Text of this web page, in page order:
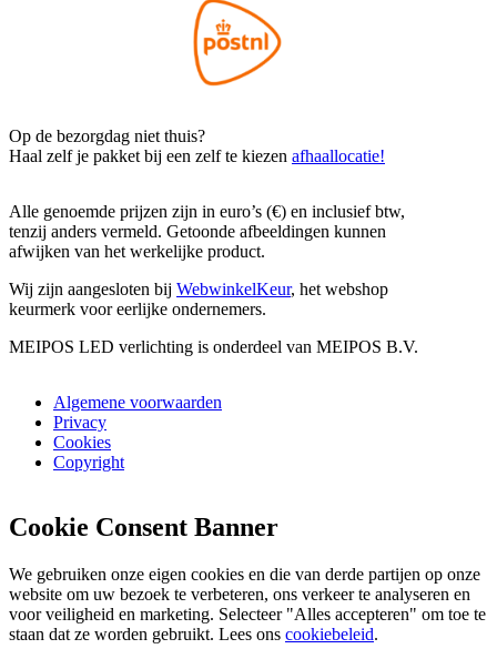
Op de bezorgdag niet thuis?
Haal zelf je pakket bij een zelf te kiezen afhaallocatie!
Alle genoemde prijzen zijn in euro’s (€) en inclusief btw,
tenzij anders vermeld. Getoonde afbeeldingen kunnen
afwijken van het werkelijke product.
Wij zijn aangesloten bij WebwinkelKeur, het webshop
keurmerk voor eerlijke ondernemers.
MEIPOS LED verlichting is onderdeel van MEIPOS B.V.
Algemene voorwaarden
Privacy
Cookies
Copyright
Cookie Consent Banner
We gebruiken onze eigen cookies en die van derde partijen op onze
website om uw bezoek te verbeteren, ons verkeer te analyseren en
voor veiligheid en marketing. Selecteer "Alles accepteren" om toe te
staan dat ze worden gebruikt. Lees ons cookiebeleid.